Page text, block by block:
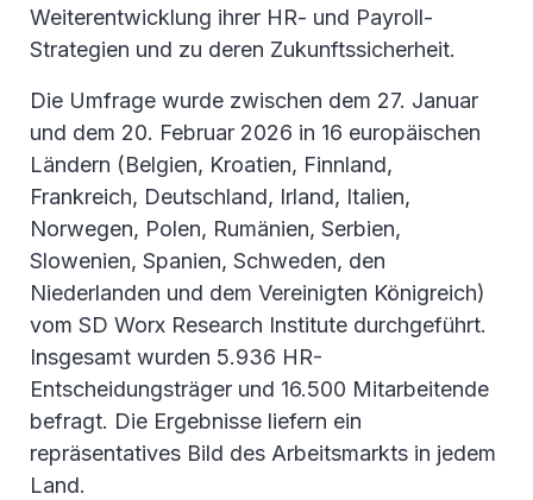
Weiterentwicklung ihrer HR- und Payroll-
Strategien und zu deren Zukunftssicherheit.
Die Umfrage wurde zwischen dem 27. Januar
und dem 20. Februar 2026 in 16 europäischen
Ländern (Belgien, Kroatien, Finnland,
Frankreich, Deutschland, Irland, Italien,
Norwegen, Polen, Rumänien, Serbien,
Slowenien, Spanien, Schweden, den
Niederlanden und dem Vereinigten Königreich)
vom SD Worx Research Institute durchgeführt.
Insgesamt wurden 5.936 HR-
Entscheidungsträger und 16.500 Mitarbeitende
befragt. Die Ergebnisse liefern ein
repräsentatives Bild des Arbeitsmarkts in jedem
Land.